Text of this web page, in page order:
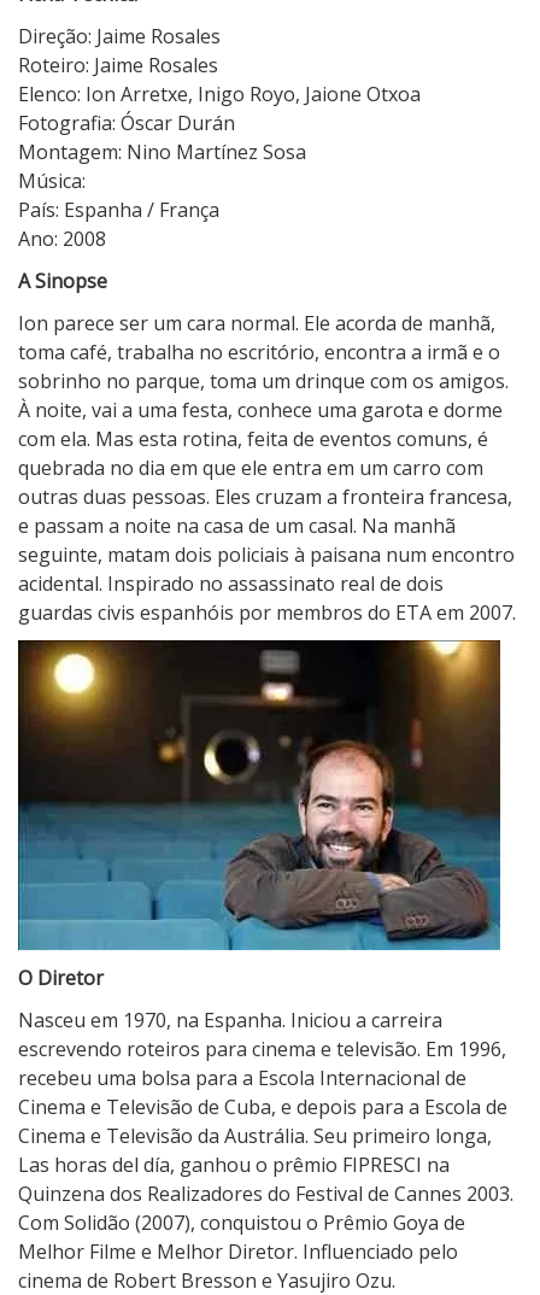
Direção: Jaime Rosales
Roteiro: Jaime Rosales
Elenco: Ion Arretxe, Inigo Royo, Jaione Otxoa
Fotografia: Óscar Durán
Montagem: Nino Martínez Sosa
Música:
País: Espanha / França
Ano: 2008
A Sinopse
Ion parece ser um cara normal. Ele acorda de manhã,
toma café, trabalha no escritório, encontra a irmã e o
sobrinho no parque, toma um drinque com os amigos.
À noite, vai a uma festa, conhece uma garota e dorme
com ela. Mas esta rotina, feita de eventos comuns, é
quebrada no dia em que ele entra em um carro com
outras duas pessoas. Eles cruzam a fronteira francesa,
e passam a noite na casa de um casal. Na manhã
seguinte, matam dois policiais à paisana num encontro
acidental. Inspirado no assassinato real de dois
guardas civis espanhóis por membros do ETA em 2007.
O Diretor
Nasceu em 1970, na Espanha. Iniciou a carreira
escrevendo roteiros para cinema e televisão. Em 1996,
recebeu uma bolsa para a Escola Internacional de
Cinema e Televisão de Cuba, e depois para a Escola de
Cinema e Televisão da Austrália. Seu primeiro longa,
Las horas del día, ganhou o prêmio FIPRESCI na
Quinzena dos Realizadores do Festival de Cannes 2003.
Com Solidão (2007), conquistou o Prêmio Goya de
Melhor Filme e Melhor Diretor. Influenciado pelo
cinema de Robert Bresson e Yasujiro Ozu.